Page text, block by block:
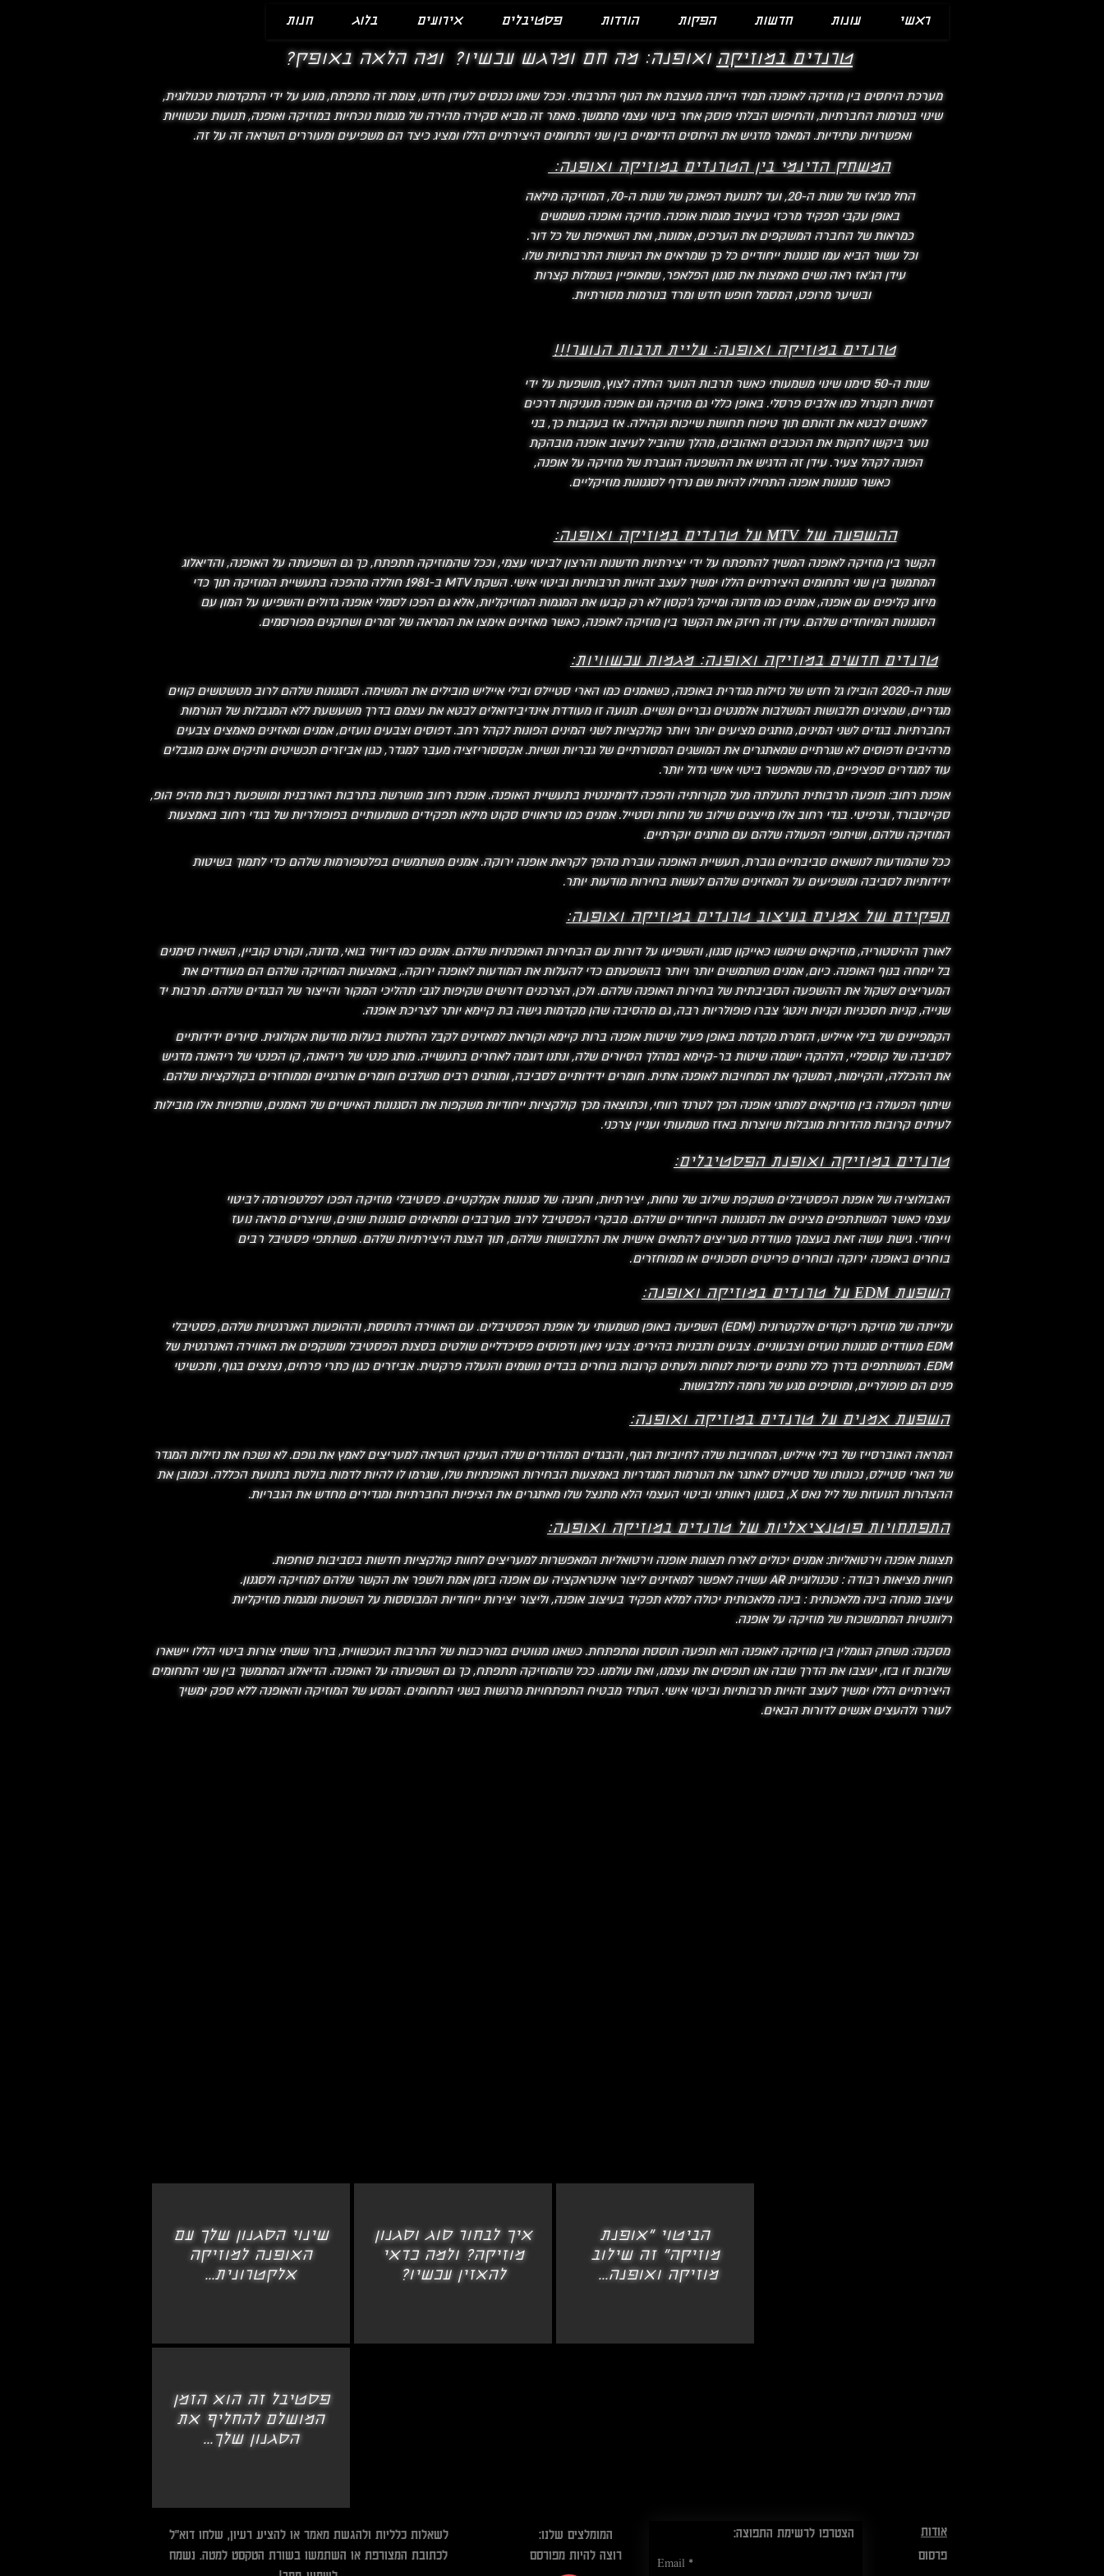
חנות בלוג אירועים פסטיבלים הורדות הפקות חדשות עונות ראשי
ואופנה: מה חם ומרגש עכשיו? ומה הלאה באופק? טרנדים במוזיקה
מערכת היחסים בין מוזיקה לאופנה תמיד הייתה מעצבת את הנוף התרבותי. וככל שאנו נכנסים לעידן חדש, צומת זה מתפתח, מונע על ידי התקדמות טכנולוגית,
שינוי בנורמות החברתיות, והחיפוש הבלתי פוסק אחר ביטוי עצמי מתמשך. מאמר זה מביא סקירה מהירה של מגמות נוכחיות במוזיקה ואופנה, תנועות עכשוויות
ואפשרויות עתידיות. המאמר מדגיש את היחסים הדינמיים בין שני התחומים היצירתיים הללו ומציג כיצד הם משפיעים ומעוררים השראה זה על זה.
המשחק הדינמי בין הטרנדים במוזיקה ואופנה:
החל מג'אז של שנות ה-20, ועד לתנועת הפאנק של שנות ה-70, המוזיקה מילאה
באופן עקבי תפקיד מרכזי בעיצוב מגמות אופנה. מוזיקה ואופנה משמשים
כמראות של החברה המשקפים את הערכים, אמונות, ואת השאיפות של כל דור.
וכל עשור הביא עמו סגנונות ייחודיים כל כך שמראים את הגישות התרבותיות שלו.
עידן הג'אז ראה נשים מאמצות את סגנון הפלאפר, שמאופיין בשמלות קצרות
ובשיער מרופט, המסמל חופש חדש ומרד בנורמות מסורתיות.
טרנדים במוזיקה ואופנה: עליית תרבות הנוער!!!
שנות ה-50 סימנו שינוי משמעותי כאשר תרבות הנוער החלה לצוץ, מושפעת על ידי
דמויות רוקנרול כמו אלביס פרסלי. באופן כללי גם מוזיקה וגם אופנה מעניקות דרכים
לאנשים לבטא את זהותם תוך טיפוח תחושת שייכות וקהילה. אז בעקבות כך, בני
נוער ביקשו לחקות את הכוכבים האהובים, מהלך שהוביל לעיצוב אופנה מובהקת
הפונה לקהל צעיר. עידן זה הדגיש את ההשפעה הגוברת של מוזיקה על אופנה,
כאשר סגנונות אופנה התחילו להיות שם נרדף לסגנונות מוזיקליים.
ההשפעה של MTV על טרנדים במוזיקה ואופנה:
הקשר בין מוזיקה לאופנה המשיך להתפתח על ידי יצירתיות חדשנות והרצון לביטוי עצמי, וככל שהמוזיקה תתפתח, כך גם השפעתה על האופנה, והדיאלוג
המתמשך בין שני התחומים היצירתיים הללו ימשיך לעצב זהויות תרבותיות וביטוי אישי. השקת MTV ב-1981 חוללה מהפכה בתעשיית המוזיקה תוך כדי
מיזוג קליפים עם אופנה, אמנים כמו מדונה ומייקל ג'קסון לא רק קבעו את המגמות המוזיקליות, אלא גם הפכו לסמלי אופנה גדולים והשפיעו על המון עם
הסגנונות המיוחדים שלהם. עידן זה חיזק את הקשר בין מוזיקה לאופנה, כאשר מאזינים אימצו את המראה של זמרים ושחקנים מפורסמים.
טרנדים חדשים במוזיקה ואופנה: מגמות עכשוויות:
שנות ה-2020 הובילו גל חדש של נזילות מגדרית באופנה, כשאמנים כמו הארי סטיילס ובילי אייליש מובילים את המשימה. הסגנונות שלהם לרוב מטשטשים קווים
מגדריים, שמציגים תלבושות המשלבות אלמנטים גבריים ונשיים. תנועה זו מעודדת אינדיבידואלים לבטא את עצמם בדרך משעשעת ללא המגבלות של הנורמות
החברתיות. בגדים לשני המינים, מותגים מציעים יותר ויותר קולקציות לשני המינים הפונות לקהל רחב. דפוסים וצבעים נועזים, אמנים ומאזינים מאמצים צבעים
מרהיבים ודפוסים לא שגרתיים שמאתגרים את המושגים המסורתיים של גבריות ונשיות. אקססוריזציה מעבר למגדר, כגון אביזרים תכשיטים ותיקים אינם מוגבלים
עוד למגדרים ספציפיים, מה שמאפשר ביטוי אישי גדול יותר.
אופנת רחוב: תופעה תרבותית התעלתה מעל מקורותיה והפכה לדומיננטית בתעשיית האופנה. אופנת רחוב מושרשת בתרבות האורבנית ומושפעת רבות מהיפ הופ,
סקייטבורד, וגרפיטי. בגדי רחוב אלו מייצגים שילוב של נוחות וסטייל. אמנים כמו טראוויס סקוט מילאו תפקידים משמעותיים בפופולריות של בגדי רחוב באמצעות
המוזיקה שלהם, ושיתופי הפעולה שלהם עם מותגים יוקרתיים.
ככל שהמודעות לנושאים סביבתיים גוברת, תעשיית האופנה עוברת מהפך לקראת אופנה ירוקה. אמנים משתמשים בפלטפורמות שלהם כדי לתמוך בשיטות
ידידותיות לסביבה ומשפיעים על המאזינים שלהם לעשות בחירות מודעות יותר.
תפקידם של אמנים בעיצוב טרנדים במוזיקה ואופנה:
לאורך ההיסטוריה, מוזיקאים שימשו כאייקון סגנון, והשפיעו על דורות עם הבחירות האופנתיות שלהם. אמנים כמו דיוויד בואי, מדונה, וקורט קוביין, השאירו סימנים
בל יימחה בנוף האופנה. כיום, אמנים משתמשים יותר ויותר בהשפעתם כדי להעלות את המודעות לאופנה ירוקה., באמצעות המוזיקה שלהם הם מעודדים את
המעריצים לשקול את ההשפעה הסביבתית של בחירות האופנה שלהם. ולכן, הצרכנים דורשים שקיפות לגבי תהליכי המקור והייצור של הבגדים שלהם. תרבות יד
שנייה, קניות חסכניות וקניות וינטג' צברו פופולריות רבה, גם מהסיבה שהן מקדמות גישה בת קיימא יותר לצריכת אופנה.
הקמפיינים של בילי אייליש, הזמרת מקדמת באופן פעיל שיטות אופנה ברות קיימא וקוראת למאזינים לקבל החלטות בעלות מודעות אקולוגית. סיורים ידידותיים
לסביבה של קוספליי, הלהקה יישמה שיטות בר-קיימא במהלך הסיורים שלה, ונתנו דוגמה לאחרים בתעשייה. מותג פנטי של ריהאנה, קו הפנטי של ריהאנה מדגיש
את ההכללה, והקיימות, המשקף את המחויבות לאופנה אתית. חומרים ידידותיים לסביבה, ומותגים רבים משלבים חומרים אורגניים וממוחזרים בקולקציות שלהם.
שיתוף הפעולה בין מוזיקאים למותגי אופנה הפך לטרנד רווחי, וכתוצאה מכך קולקציות ייחודיות משקפות את הסגנונות האישיים של האמנים, שותפויות אלו מובילות
לעיתים קרובות מהדורות מוגבלות שיוצרות באזז משמעותי ועניין צרכני.
טרנדים במוזיקה ואופנת הפסטיבלים:
האבולוציה של אופנת הפסטיבלים משקפת שילוב של נוחות, יצירתיות, וחגיגה של סגנונות אקלקטיים. פסטיבלי מוזיקה הפכו לפלטפורמה לביטוי
עצמי כאשר המשתתפים מציגים את הסגנונות הייחודיים שלהם. מבקרי הפסטיבל לרוב מערבבים ומתאימים סגנונות שונים, שיוצרים מראה נועז
וייחודי. גישת עשה זאת בעצמך מעודדת מעריצים להתאים אישית את התלבושות שלהם, תוך הצגת היצירתיות שלהם. משתתפי פסטיבל רבים
בוחרים באופנה ירוקה ובוחרים פריטים חסכוניים או ממוחזרים.
השפעת EDM על טרנדים במוזיקה ואופנה:
עלייתה של מוזיקת ​​ריקודים אלקטרונית (EDM) השפיעה באופן משמעותי על אופנת הפסטיבלים. עם האווירה התוססת, וההופעות האנרגטיות שלהם, פסטיבלי
EDM מעודדים סגנונות נועזים וצבעוניים. צבעים ותבניות בהירים: צבעי ניאון ודפוסים פסיכדליים שולטים בסצנת הפסטיבל ומשקפים את האווירה האנרגטית של
EDM. המשתתפים בדרך כלל נותנים עדיפות לנוחות ולעתים קרובות בוחרים בבדים נושמים והנעלה פרקטית. אביזרים כגון כתרי פרחים, נצנצים בגוף, ותכשיטי
פנים הם פופולריים, ומוסיפים מגע של גחמה לתלבושות.
השפעת אמנים על טרנדים במוזיקה ואופנה:
המראה האוברסייז של בילי אייליש, המחויבות שלה לחיוביות הגוף, והבגדים המהודרים שלה העניקו השראה למעריצים לאמץ את גופם. לא נשכח את נזילות המגדר
של הארי סטיילס, נכונותו של סטיילס לאתגר את הנורמות המגדריות באמצעות הבחירות האופנתיות שלו, שגרמו לו להיות לדמות בולטת בתנועת הכללה. וכמובן את
ההצהרות הנועזות של ליל נאס X, בסגנון ראוותני וביטוי העצמי הלא מתנצל שלו מאתגרים את הציפיות החברתיות ומגדירים מחדש את הגבריות.
התפתחויות פוטנציאליות של טרנדים במוזיקה ואופנה:
תצוגות אופנה וירטואליות: אמנים יכולים לארח תצוגות אופנה וירטואליות המאפשרות למעריצים לחוות קולקציות חדשות בסביבות סוחפות.
חוויות מציאות רבודה : טכנולוגיית AR עשויה לאפשר למאזינים ליצור אינטראקציה עם אופנה בזמן אמת ולשפר את הקשר שלהם למוזיקה ולסגנון.
עיצוב מונחה בינה מלאכותית : בינה מלאכותית יכולה למלא תפקיד בעיצוב אופנה, וליצור יצירות ייחודיות המבוססות על השפעות ומגמות מוזיקליות
רלוונטיות המתמשכות של מוזיקה על אופנה.
מסקנה: משחק הגומלין בין מוזיקה לאופנה הוא תופעה תוססת ומתפתחת. כשאנו מנווטים במורכבות של התרבות העכשווית, ברור ששתי צורות ביטוי הללו יישארו
שלובות זו בזו, יעצבו את הדרך שבה אנו תופסים את עצמנו, ואת עולמנו. ככל שהמוזיקה תתפתח, כך גם השפעתה על האופנה. הדיאלוג המתמשך בין שני התחומים
היצירתיים הללו ימשיך לעצב זהויות תרבותיות וביטוי אישי. העתיד מבטיח התפתחויות מרגשות בשני התחומים. המסע של המוזיקה והאופנה ללא ספק ימשיך
לעורר ולהעצים אנשים לדורות הבאים.
שינוי הסגנון שלך עם
האופנה למוזיקה
אלקטרונית...
איך לבחור סוג וסגנון
מוזיקה? ולמה כדאי
להאזין עכשיו?
הביטוי "אופנת
מוזיקה" זה שילוב
מוזיקה ואופנה...
פסטיבל זה הוא הזמן
המושלם להחליף את
הסגנון שלך...
לשאלות כלליות ולהגשת מאמר או להציע רעיון, שלחו דוא"ל
לכתובת המצורפת או השתמשו בשורת הטקסט למטה. נשמח
הצטרפו לרשימת התפוצה:
Email *
המומלצים שלנו:
רוצה להיות מפורסם
אודות
פרסום